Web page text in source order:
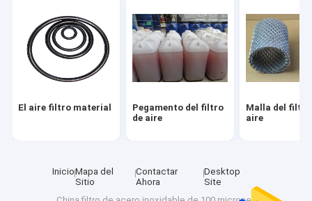
El aire filtro material
Pegamento del filtro
de aire
Malla del filtro
aire
InicioMapa del
Sitio
Contactar
Ahora
Desktop
Site